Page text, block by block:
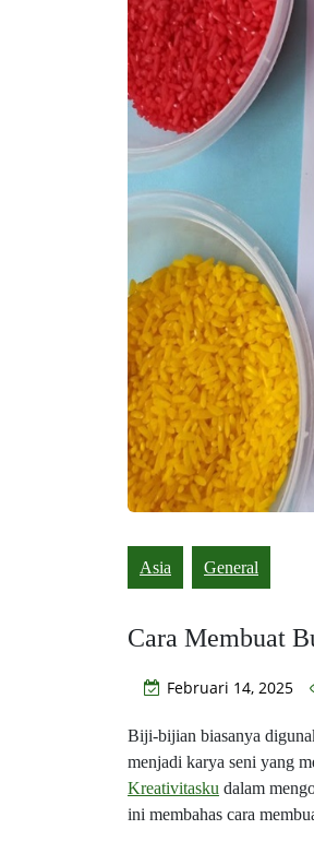
Asia General
Cara Membuat
Februari 14, 2025
Biji-bijian biasanya
menjadi karya seni yang
Kreativitasku dalam
ini membahas cara